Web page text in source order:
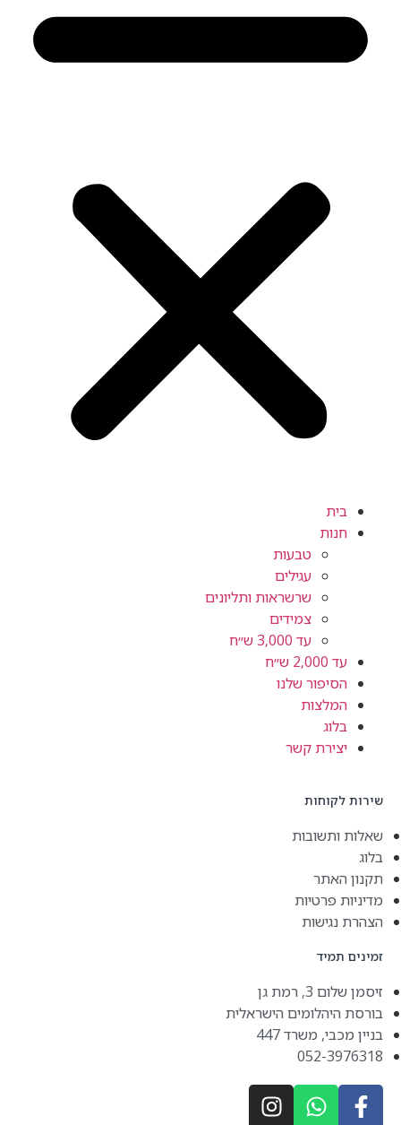
בית
חנות
טבעות
עגילים
שרשראות ותליונים
צמידים
עד 3,000 ש״ח
עד 2,000 ש״ח
הסיפור שלנו
המלצות
בלוג
יצירת קשר
שירות לקוחות
שאלות ותשובות
בלוג
תקנון האתר
מדיניות פרטיות
הצהרת נגישות
זמינים תמיד
זיסמן שלום 3, רמת גן
בורסת היהלומים הישראלית
בניין מכבי, משרד 447
052-3976318